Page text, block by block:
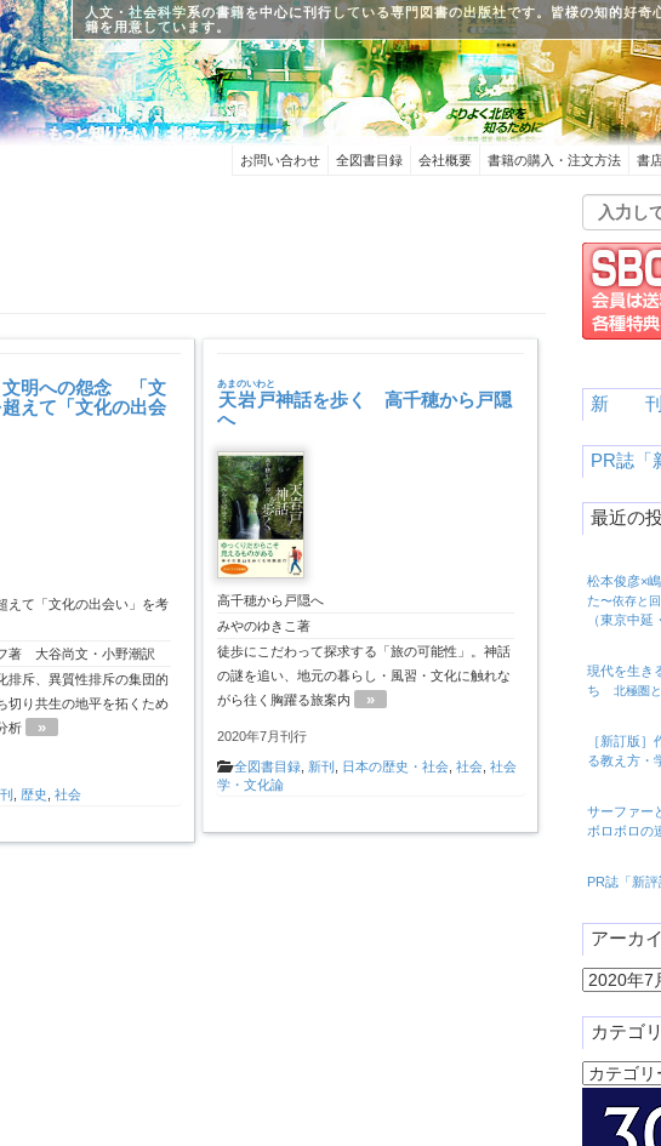
人文・社会科学系の書籍を中心に刊行している専門図書の出版社です。皆様の知的好奇
籍を用意しています。
お問い合わせ 全図書目録 会社概要 書籍の購入・注文方法 書
文明への怨念 「文
えて「文化の出会
えて「文化の出会い」を考
著 大谷尚文・小野潮訳
排斥、異質性排斥の集団的
切り共生の地平を拓くため
析
»
歴史 社会
天岩戸
あまのいわと
神話を歩く 高千穂から戸隠
へ
高千穂から戸隠へ
みやのゆきこ著
徒歩にこだわって探求する「旅の可能性」。神話
の謎を追い、地元の暮らし・風習・文化に触れな
がら往く胸躍る旅案内
»
2020年7月刊行
全図書目録,新刊 , 日本の歴史・社会,社会,社会
学・文化論
新 刊
PR誌「
最近の
松本俊彦×
た〜依存と
（東京中延
現代を生き
ち 北極圏
［新訂版
る教え方・
サーファー
ボロボロの
PR誌「新評
アーカ
ア
カ
イ
ブ
カテゴ
カ